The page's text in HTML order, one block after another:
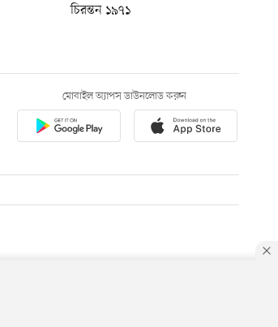
চিরন্তন ১৯৭১
মোবাইল অ্যাপস ডাউনলোড করুন